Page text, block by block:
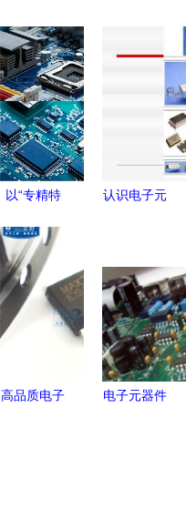
以“专精特
竞争力,黄
时电子满足
客户差异化
需求走在市
认识电子元
电子
元器
件
高品质电子
电子元器件